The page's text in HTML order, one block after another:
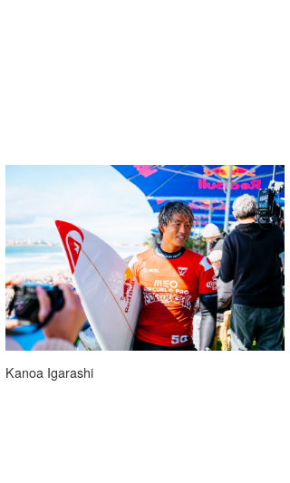
Kanoa Igarashi